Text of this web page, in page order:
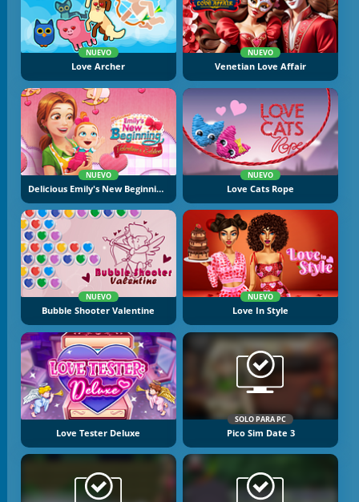
NUEVO
Love Archer
NUEVO
Venetian Love Affair
NUEVO
Delicious Emily's New Beginning Valentine's Edition
NUEVO
Love Cats Rope
NUEVO
Bubble Shooter Valentine
NUEVO
Love In Style
Love Tester Deluxe
SOLO PARA PC
Pico Sim Date 3